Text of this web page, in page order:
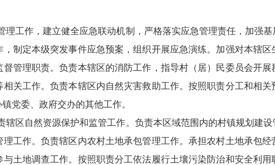
理工作，建立健全应急联动机制，严格落实应急管理责任，加强
制定本级突发事件应急预案，组织开展应急演练。加强对本辖
管理职责。负责本辖区的消防工作，指导村（居）民委员会开
关工作。负责本辖区内自然灾害救助工作。按照职责分工和相
党委、政府交办的其他工作。
辖区自然资源保护和监管工作。负责本区域范围内的村镇规划建
工作。负责辖区内农村土地承包管理工作。承担农村土地承包
土地调查工作。按照职责分工依法履行土壤污染防治和安全利